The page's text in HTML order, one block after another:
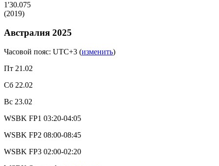
1'30.075
(2019)
Австралия 2025
Часовой пояс: UTC+3 (изменить)
Пт 21.02
Сб 22.02
Вс 23.02
WSBK FP1 03:20-04:05
WSBK FP2 08:00-08:45
WSBK FP3 02:00-02:20